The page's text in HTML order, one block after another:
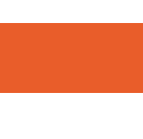
was: